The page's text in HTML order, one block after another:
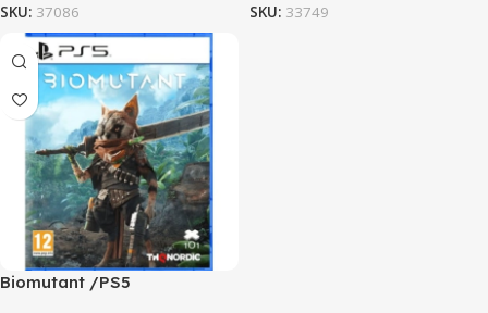
SKU: 37086 SKU: 33749
Biomutant /PS5